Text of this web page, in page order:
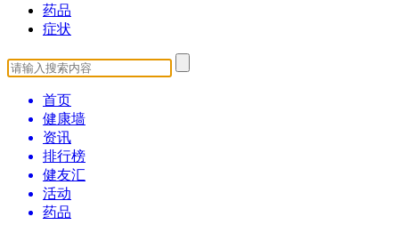
药品
症状
首页
健康墙
资讯
排行榜
健友汇
活动
药品